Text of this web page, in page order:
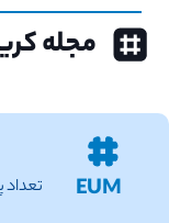
مجله
EUM تعداد